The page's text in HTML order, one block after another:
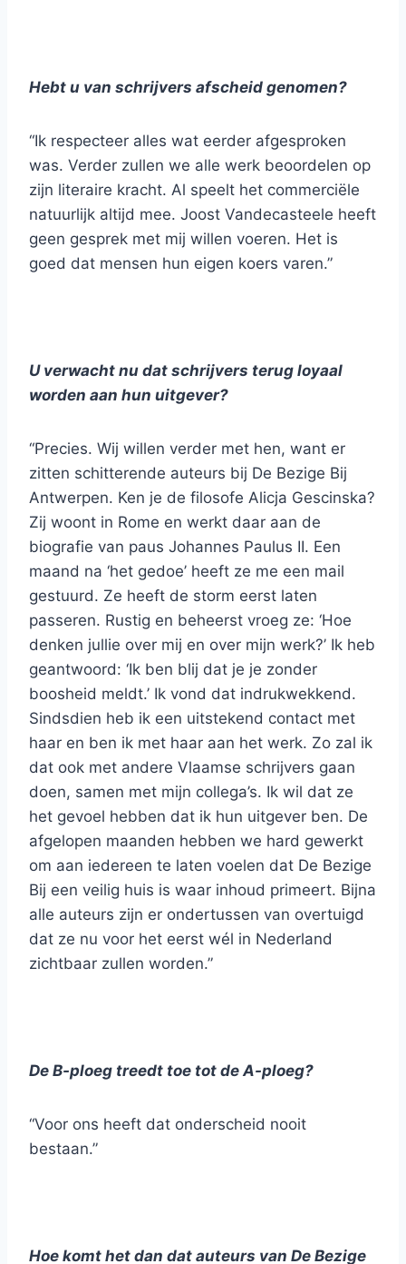
Hebt u van schrijvers afscheid genomen?
“Ik respecteer alles wat eerder afgesproken
was. Verder zullen we alle werk beoordelen op
zijn literaire kracht. Al speelt het commerciële
natuurlijk altijd mee. Joost Vandecasteele heeft
geen gesprek met mij willen voeren. Het is
goed dat mensen hun eigen koers varen.”
U verwacht nu dat schrijvers terug loyaal
worden aan hun uitgever?
“Precies. Wij willen verder met hen, want er
zitten schitterende auteurs bij De Bezige Bij
Antwerpen. Ken je de filosofe Alicja Gescinska?
Zij woont in Rome en werkt daar aan de
biografie van paus Johannes Paulus II. Een
maand na ‘het gedoe’ heeft ze me een mail
gestuurd. Ze heeft de storm eerst laten
passeren. Rustig en beheerst vroeg ze: ‘Hoe
denken jullie over mij en over mijn werk?’ Ik heb
geantwoord: ‘Ik ben blij dat je je zonder
boosheid meldt.’ Ik vond dat indrukwekkend.
Sindsdien heb ik een uitstekend contact met
haar en ben ik met haar aan het werk. Zo zal ik
dat ook met andere Vlaamse schrijvers gaan
doen, samen met mijn collega’s. Ik wil dat ze
het gevoel hebben dat ik hun uitgever ben. De
afgelopen maanden hebben we hard gewerkt
om aan iedereen te laten voelen dat De Bezige
Bij een veilig huis is waar inhoud primeert. Bijna
alle auteurs zijn er ondertussen van overtuigd
dat ze nu voor het eerst wél in Nederland
zichtbaar zullen worden.”
De B-ploeg treedt toe tot de A-ploeg?
“Voor ons heeft dat onderscheid nooit
bestaan.”
Hoe komt het dan dat auteurs van De Bezige